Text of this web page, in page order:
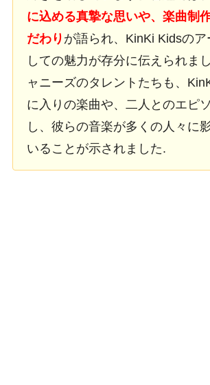
に込める真摯な思いや、楽曲制
だわり が語られ、KinKi Kidsのア
しての魅力が存分に伝えられま
ャニーズのタレントたちも、
に入りの楽曲や、二人とのエピ
し、彼らの音楽が多くの人々に
いることが示されました.